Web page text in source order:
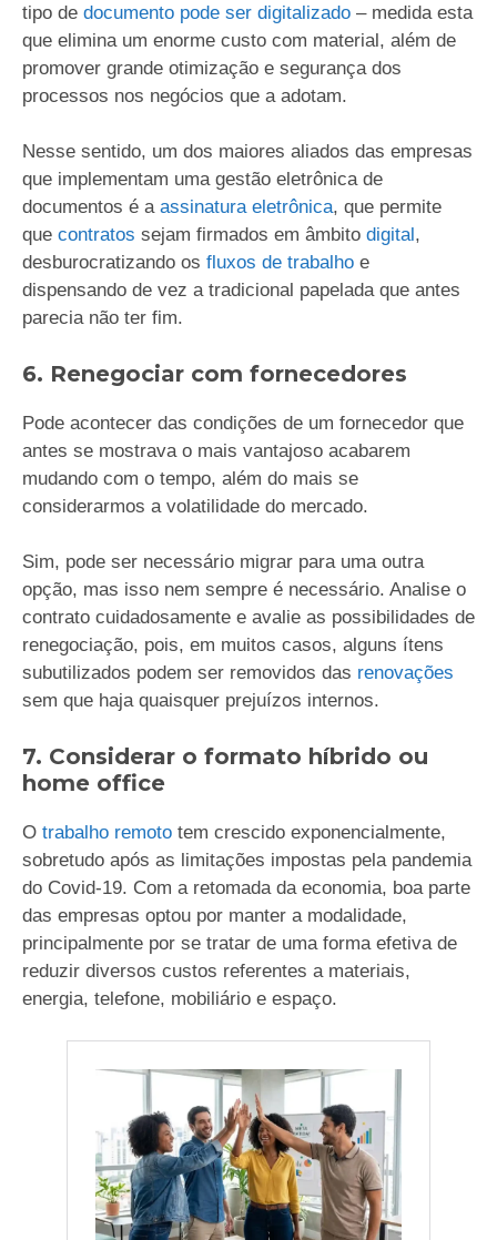
tipo de documento pode ser digitalizado – medida esta
que elimina um enorme custo com material, além de
promover grande otimização e segurança dos
processos nos negócios que a adotam.
Nesse sentido, um dos maiores aliados das empresas
que implementam uma gestão eletrônica de
documentos é aassinatura eletrônica, que permite
que contratos sejam firmados em âmbito digital,
desburocratizando os fluxos de trabalho e
dispensando de vez a tradicional papelada que antes
parecia não ter fim.
6. Renegociar com fornecedores
Pode acontecer das condições de um fornecedor que
antes se mostrava o mais vantajoso acabarem
mudando com o tempo, além do mais se
considerarmos a volatilidade do mercado.
Sim, pode ser necessário migrar para uma outra
opção, mas isso nem sempre é necessário. Analise o
contrato cuidadosamente e avalie as possibilidades de
renegociação, pois, em muitos casos, alguns ítens
subutilizados podem ser removidos das renovações
sem que haja quaisquer prejuízos internos.
7. Considerar o formato híbrido ou
home office
O trabalho remoto tem crescido exponencialmente,
sobretudo após as limitações impostas pela pandemia
do Covid-19. Com a retomada da economia, boa parte
das empresas optou por manter a modalidade,
principalmente por se tratar de uma forma efetiva de
reduzir diversos custos referentes a materiais,
energia, telefone, mobiliário e espaço.